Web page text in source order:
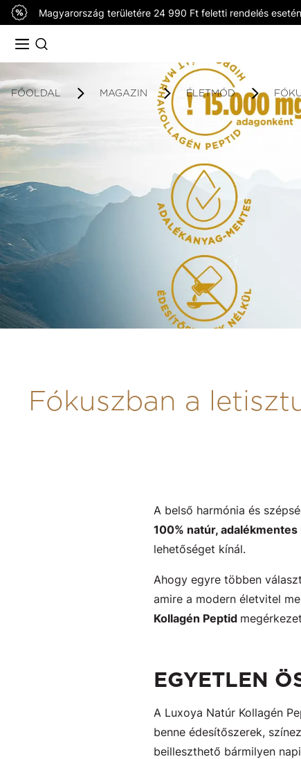
Magyarország területére 24 990 Ft feletti rendelés
FŐOLDAL MAGAZIN ÉLETMÓD
Fókuszban a
A belső harmónia és
100% natúr,
lehetőséget kínál.
Ahogy egyre többen
amire a modern életvitel
Kollagén Peptid
EGYETLEN
A Luxoya Natúr Kollagén
benne édesítőszerek,
beilleszthető bármilyen